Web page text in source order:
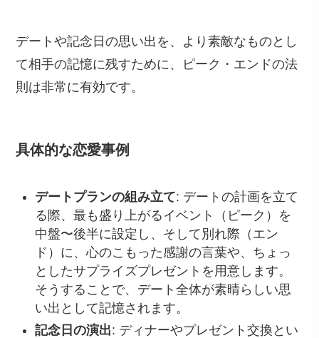
デートや記念日の思い出を、より素敵なものとし
て相手の記憶に残すために、ピーク・エンドの法
則は非常に有効です。
具体的な恋愛事例
デートプランの組み立て: デートの計画を立て
る際、最も盛り上がるイベント（ピーク）を
中盤〜後半に設定し、そして別れ際（エン
ド）に、心のこもった感謝の言葉や、ちょっ
としたサプライズプレゼントを用意します。
そうすることで、デート全体が素晴らしい思
い出として記憶されます。
記念日の演出: ディナーやプレゼント交換とい